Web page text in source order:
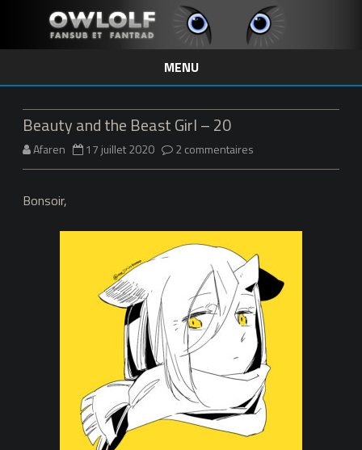
MENU
Skip
to
content
Beauty and the Beast Girl – 20
Afaren 17 juillet 2020 2 commentaires
the
Beast
Girl
–
20
Bonsoir,